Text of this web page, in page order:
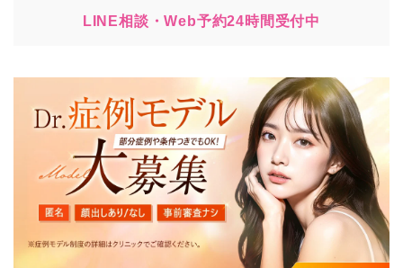
LINE相談・Web予約24時間受付中